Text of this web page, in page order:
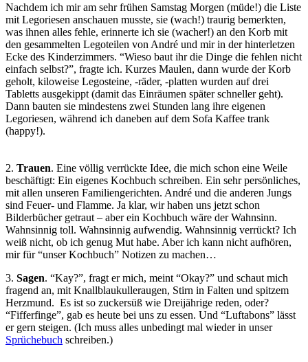
Nachdem ich mir am sehr frühen Samstag Morgen (müde!) die Liste
mit Legoriesen anschauen musste, sie (wach!) traurig bemerkten,
was ihnen alles fehle, erinnerte ich sie (wacher!) an den Korb mit
den gesammelten Legoteilen von André und mir in der hinterletzen
Ecke des Kinderzimmers. “Wieso baut ihr die Dinge die fehlen nicht
einfach selbst?”, fragte ich. Kurzes Maulen, dann wurde der Korb
geholt, kiloweise Legosteine, -räder, -platten wurden auf drei
Tabletts ausgekippt (damit das Einräumen später schneller geht).
Dann bauten sie mindestens zwei Stunden lang ihre eigenen
Legoriesen, während ich daneben auf dem Sofa Kaffee trank
(happy!).
2. Trauen. Eine völlig verrückte Idee, die mich schon eine Weile
beschäftigt: Ein eigenes Kochbuch schreiben. Ein sehr persönliches,
mit allen unseren Familiengerichten. André und die anderen Jungs
sind Feuer- und Flamme. Ja klar, wir haben uns jetzt schon
Bilderbücher getraut – aber ein Kochbuch wäre der Wahnsinn.
Wahnsinnig toll. Wahnsinnig aufwendig. Wahnsinnig verrückt? Ich
weiß nicht, ob ich genug Mut habe. Aber ich kann nicht aufhören,
mir für “unser Kochbuch” Notizen zu machen…
3. Sagen. “Kay?”, fragt er mich, meint “Okay?” und schaut mich
fragend an, mit Knallblaukulleraugen, Stirn in Falten und spitzem
Herzmund. Es ist so zuckersüß wie Dreijährige reden, oder?
“Fifferfinge”, gab es heute bei uns zu essen. Und “Luftabons” lässt
er gern steigen. (Ich muss alles unbedingt mal wieder in unser
Sprüchebuch schreiben.)